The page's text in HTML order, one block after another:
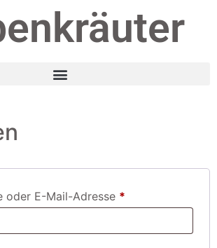
oder E-Mail-Adresse *